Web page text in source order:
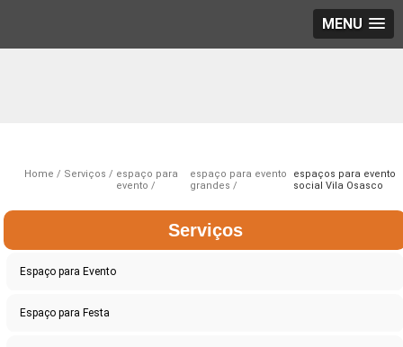
MENU
Home Serviços
espaço para
evento
espaço para evento
grandes
espaços para evento
social Vila Osasco
Serviços
Espaço para Evento
Espaço para Festa